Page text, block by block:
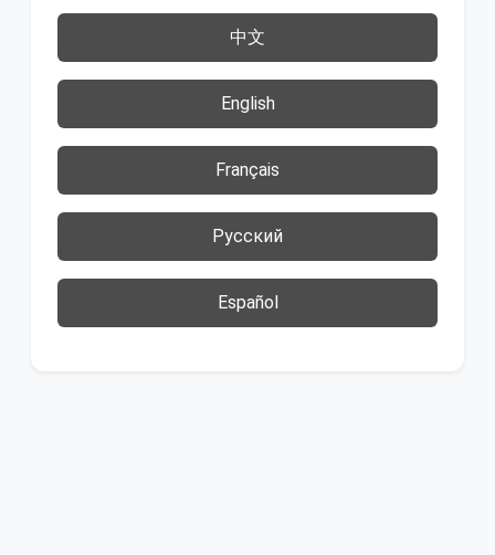
中文
English
Français
Русский
Español